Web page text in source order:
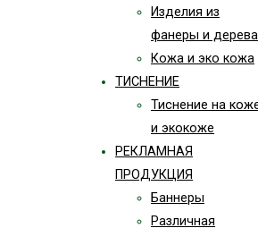
Изделия из
фанеры и дерева
Кожа и эко кожа
ТИСНЕНИЕ
Тиснение на
и экокоже
РЕКЛАМНАЯ
ПРОДУКЦИЯ
Баннеры
Различная